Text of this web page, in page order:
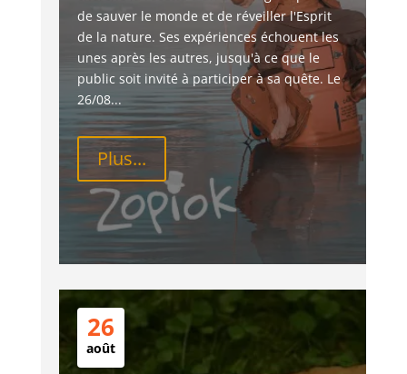
de sauver le monde et de réveiller l'Esprit
de la nature. Ses expériences échouent les
unes après les autres, jusqu'à ce que le
public soit invité à participer à sa quête. Le
26/08...
Plus...
26
août